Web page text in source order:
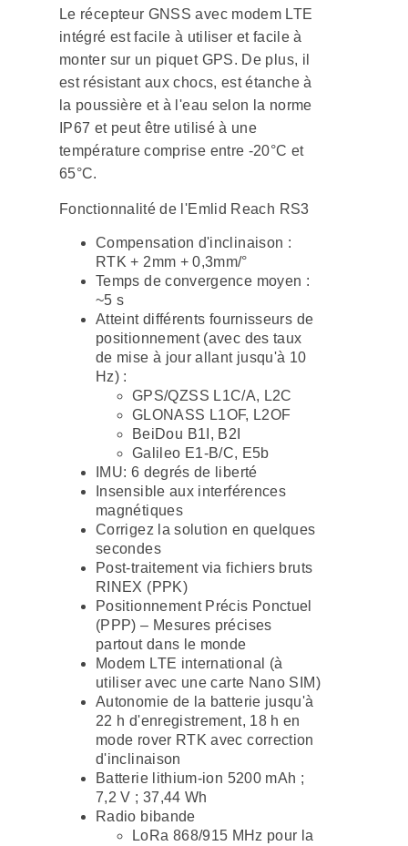
Le récepteur GNSS avec modem LTE
intégré est facile à utiliser et facile à
monter sur un piquet GPS. De plus, il
est résistant aux chocs, est étanche à
la poussière et à l'eau selon la norme
IP67 et peut être utilisé à une
température comprise entre -20°C et
65°C.
Fonctionnalité de l'Emlid Reach RS3
Compensation d'inclinaison :
RTK + 2mm + 0,3mm/°
Temps de convergence moyen :
~5 s
Atteint différents fournisseurs de
positionnement (avec des taux
de mise à jour allant jusqu'à 10
Hz) :
GPS/QZSS L1C/A, L2C
GLONASS L1OF, L2OF
BeiDou B1I, B2I
Galileo E1-B/C, E5b
IMU: 6 degrés de liberté
Insensible aux interférences
magnétiques
Corrigez la solution en quelques
secondes
Post-traitement via fichiers bruts
RINEX (PPK)
Positionnement Précis Ponctuel
(PPP) – Mesures précises
partout dans le monde
Modem LTE international (à
utiliser avec une carte Nano SIM)
Autonomie de la batterie jusqu'à
22 h d'enregistrement, 18 h en
mode rover RTK avec correction
d'inclinaison
Batterie lithium-ion 5200 mAh ;
7,2 V ; 37,44 Wh
Radio bibande
LoRa 868/915 MHz pour la